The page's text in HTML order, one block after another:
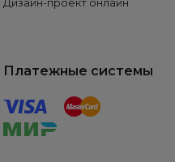
Дизайн-проект онлайн
Платежные системы